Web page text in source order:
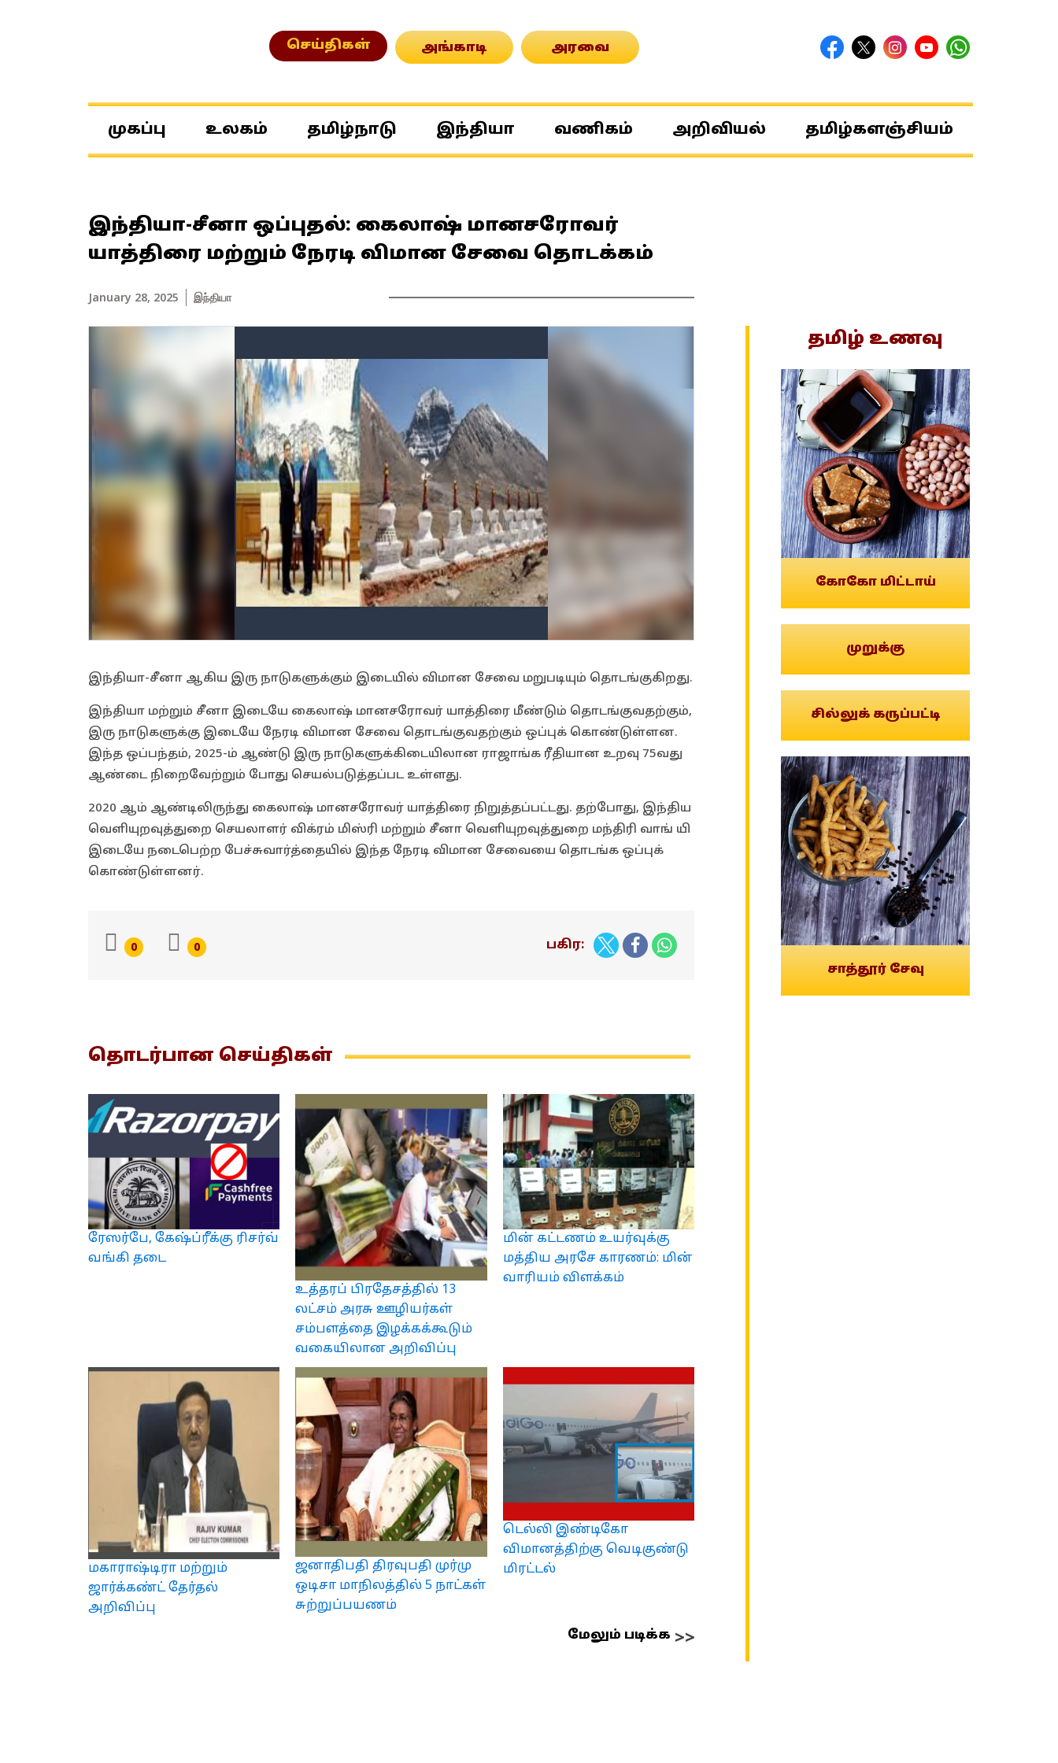
செய்திகள் அங்காடி அரவை
முகப்பு உலகம் தமிழ்நாடு இந்தியா வணிகம் அறிவியல் தமிழ்களஞ்சியம்
இந்தியா-சீனா ஒப்புதல்: கைலாஷ் மானசரோவர்
யாத்திரை மற்றும் நேரடி விமான சேவை தொடக்கம்
January 28, 2025 இந்தியா
இந்தியா-சீனா ஆகிய இரு நாடுகளுக்கும் இடையில் விமான சேவை மறுபடியும் தொடங்குகிறது.
இந்தியா மற்றும் சீனா இடையே கைலாஷ் மானசரோவர் யாத்திரை மீண்டும் தொடங்குவதற்கும்,
இரு நாடுகளுக்கு இடையே நேரடி விமான சேவை தொடங்குவதற்கும் ஒப்புக் கொண்டுள்ளன.
இந்த ஒப்பந்தம், 2025-ம் ஆண்டு இரு நாடுகளுக்கிடையிலான ராஜாங்க ரீதியான உறவு 75வது
ஆண்டை நிறைவேற்றும் போது செயல்படுத்தப்பட உள்ளது.
2020 ஆம் ஆண்டிலிருந்து கைலாஷ் மானசரோவர் யாத்திரை நிறுத்தப்பட்டது. தற்போது, இந்திய
வெளியுறவுத்துறை செயலாளர் விக்ரம் மிஸ்ரி மற்றும் சீனா வெளியுறவுத்துறை மந்திரி வாங் யி
இடையே நடைபெற்ற பேச்சுவார்த்தையில் இந்த நேரடி விமான சேவையை தொடங்க ஒப்புக்
கொண்டுள்ளனர்.
0 0 பகிர:
தொடர்பான செய்திகள்
ரேஸர்பே, கேஷ்ப்ரீக்கு ரிசர்வ்
வங்கி தடை
உத்தரப் பிரதேசத்தில் 13
லட்சம் அரசு ஊழியர்கள்
சம்பளத்தை இழக்கக்கூடும்
வகையிலான அறிவிப்பு
மின் கட்டணம் உயர்வுக்கு
மத்திய அரசே காரணம்: மின்
வாரியம் விளக்கம்
மகாராஷ்டிரா மற்றும்
ஜார்க்கண்ட் தேர்தல்
அறிவிப்பு
ஜனாதிபதி திரவுபதி முர்மு
ஒடிசா மாநிலத்தில் 5 நாட்கள்
சுற்றுப்பயணம்
டெல்லி இண்டிகோ
விமானத்திற்கு வெடிகுண்டு
மிரட்டல்
மேலும் படிக்க
தமிழ் உணவு
கோகோ மிட்டாய்
முறுக்கு
சில்லுக் கருப்பட்டி
சாத்தூர் சேவு